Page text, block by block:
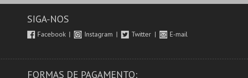
SIGA-NOS
Facebook Instagram Twitter E-mail
FORMAS DE PAGAMENTO: